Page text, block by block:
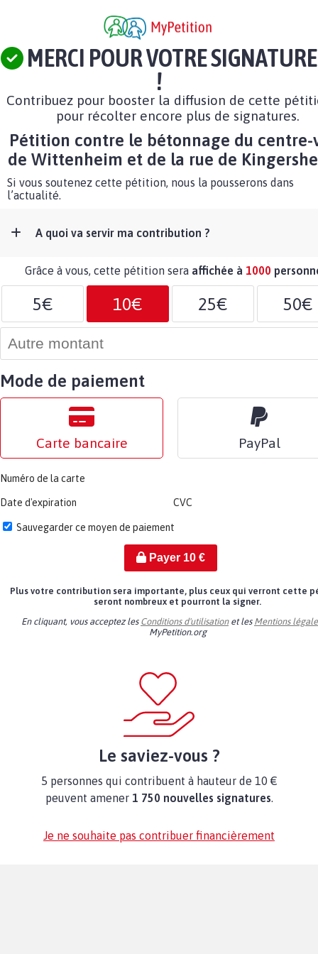
MERCI POUR VOTRE SIGNATURE
!
Contribuez pour booster la diffusion de cette
pour récolter encore plus de signatures.
Pétition contre le bétonnage du
de Wittenheim et de la rue de
Si vous soutenez cette pétition, nous la pousserons dans
l’actualité.
A quoi va servir ma contribution ?
Grâce à vous, cette pétition sera affichée à 1000
5€ 10€ 25€ 50€
Mode de paiement
Carte bancaire PayPal
Numéro de la carte
Date d'expiration CVC
Sauvegarder ce moyen de paiement
Payer 10€
Plus votre contribution sera importante, plus ceux qui verront cette
seront nombreux et pourront la signer.
En cliquant, vous acceptez les Conditions d'utilisationet les Mentions
MyPetition.org
Le saviez-vous ?
5 personnes qui contribuent à hauteur de 10 €
peuvent amener 1 750 nouvelles signatures.
Je ne souhaite pas contribuer financièrement